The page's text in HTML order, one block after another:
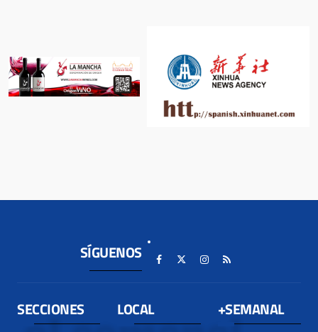
SÍGUENOS
SECCIONES LOCAL +SEMANAL